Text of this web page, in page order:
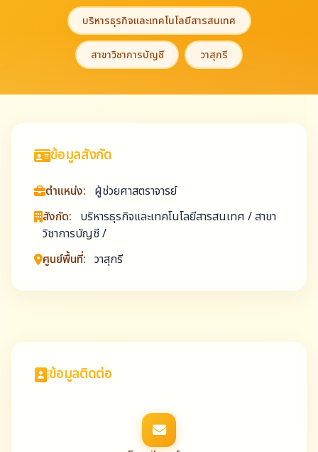
บริหารธุรกิจและเทคโนโลยีสารสนเทศ
สาขาวิชาการบัญชี วาสุกรี
ข้อมูลสังกัด
ตำแหน่ง: ผู้ช่วยศาสตราจารย์
สังกัด: บริหารธุรกิจและเทคโนโลยีสารสนเทศ / สาขา
วิชาการบัญชี /
ศูนย์พื้นที่: วาสุกรี
ข้อมูลติดต่อ